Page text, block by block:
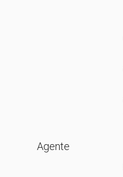
Agente